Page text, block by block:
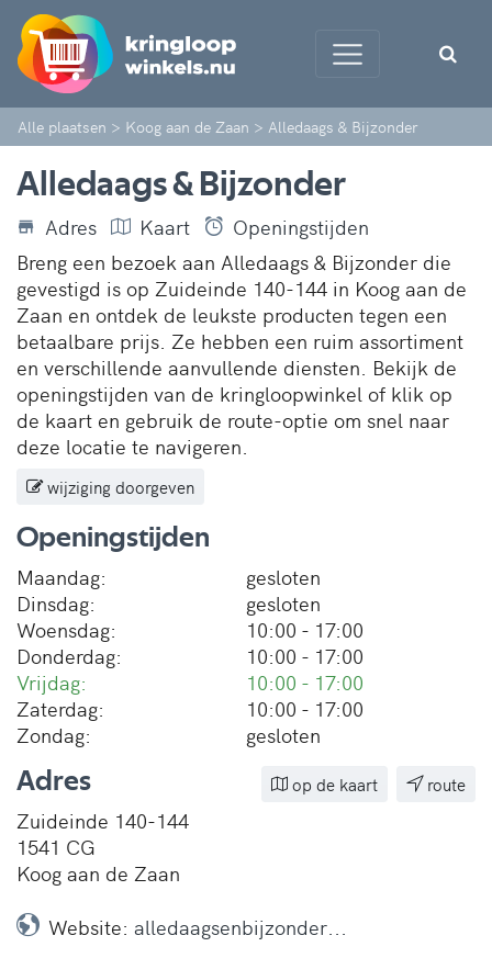
Alle plaatsen > Koog aan de Zaan > Alledaags & Bijzonder
Alledaags & Bijzonder
Adres Kaart
Openingstijden
Breng een bezoek aan Alledaags & Bijzonder die
gevestigd is op Zuideinde 140-144 in Koog aan de
Zaan en ontdek de leukste producten tegen een
betaalbare prijs. Ze hebben een ruim assortiment
en verschillende aanvullende diensten. Bekijk de
openingstijden van de kringloopwinkel of klik op
de kaart en gebruik de route-optie om snel naar
deze locatie te navigeren.
wijziging doorgeven
Openingstijden
Maandag:
gesloten
Dinsdag:
gesloten
Woensdag:
10:00 - 17:00
Donderdag:
10:00 - 17:00
Vrijdag:
10:00 - 17:00
Zaterdag:
10:00 - 17:00
Zondag:
gesloten
route
op de kaart
Adres
Zuideinde 140-144
1541 CG
Koog aan de Zaan
Website: alledaagsenbijzonder...